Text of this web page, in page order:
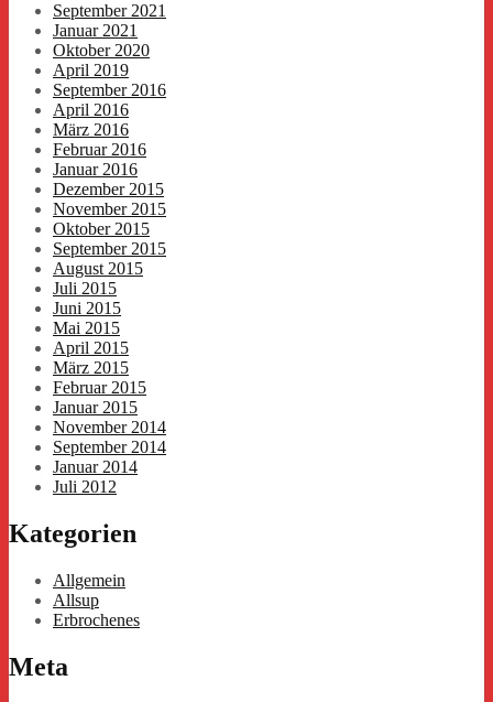
September 2021
Januar 2021
Oktober 2020
April 2019
September 2016
April 2016
März 2016
Februar 2016
Januar 2016
Dezember 2015
November 2015
Oktober 2015
September 2015
August 2015
Juli 2015
Juni 2015
Mai 2015
April 2015
März 2015
Februar 2015
Januar 2015
November 2014
September 2014
Januar 2014
Juli 2012
Kategorien
Allgemein
Allsup
Erbrochenes
Meta